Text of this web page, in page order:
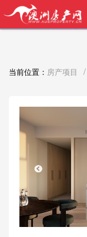
买家中
当前位置： 房产项目 /